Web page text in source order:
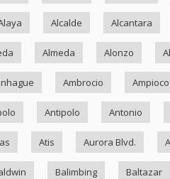
Alcalde Alcantara
Almeda Alonzo
Ambrocio Ampioco
Antipolo Antonio
Atis Aurora Blvd.
Balimbing Baltazar